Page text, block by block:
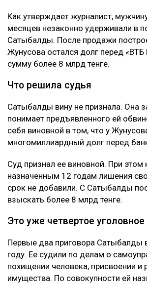
Как утверждает журналист,
месяцев незаконно удерживали в
Сатыбалды. После продажи
Жунусова остался долг перед «ВТБ
сумму более 8 млрд тенге.
Что решила судья
Сатыбалды вину не признала. Она
понимает предъявленного ей
себя виновной в том, что у
многомиллиардный долг перед
Суд признал ее виновной. При этом
назначенным 12 годам лишения
срок не добавили. С Сатыбалды
взыскать более 8 млрд тенге.
Это уже четвертое
Первые два приговора Сатыбалды
году. Ее судили по делам о
похищении человека, присвоении и
имущества. По совокупности ей